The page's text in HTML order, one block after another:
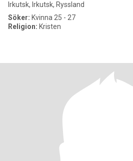
Irkutsk, Irkutsk, Ryssland
Söker: Kvinna 25 - 27
Religion: Kristen